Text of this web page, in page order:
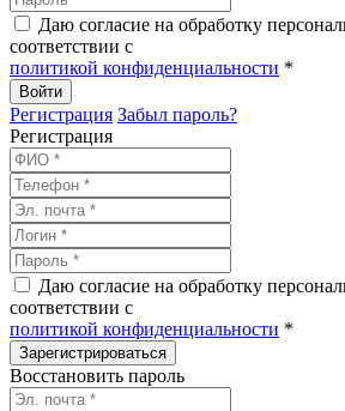
Даю согласие на обработку
соответствии с
политикой конфиденциальности *
Регистрация Забыл пароль?
Регистрация
Даю согласие на обработку
соответствии с
политикой конфиденциальности *
Восстановить пароль